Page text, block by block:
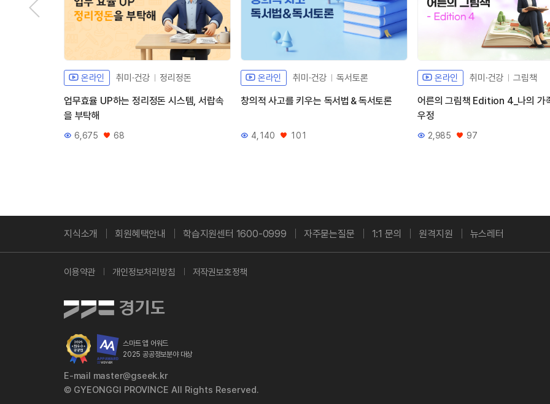
온라인 취미·건강 정리정돈
업무효율 UP하는 정리정돈 시스템, 서랍속
을 부탁해
조회수
6,675
좋아요
68
온라인 취미·건강 독서토론
창의적 사고를 키우는 독서법＆독서토론
조회수
4,140
좋아요
101
온라인 취미·건강 그림책
어른의 그림책 Edition 4_나의 가
우정
조회수
2,985
좋아요
97
지식소개 회원혜택안내 학습지원센터 1600-0999 자주묻는질문 1:1 문의 원격지원 뉴스레터
이용약관 개인정보처리방침 저작권보호정책
스마트 앱 어워드
2025 공공정보분야 대상
E-mail master@gseek.kr
© GYEONGGI PROVINCE All Rights Reserved.